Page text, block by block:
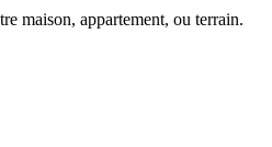
maison, appartement, ou terrain.